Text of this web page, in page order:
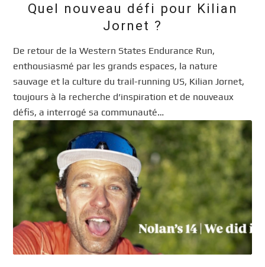
Quel nouveau défi pour Kilian
Jornet ?
De retour de la Western States Endurance Run,
enthousiasmé par les grands espaces, la nature
sauvage et la culture du trail-running US, Kilian Jornet,
toujours à la recherche d’inspiration et de nouveaux
défis, a interrogé sa communauté…